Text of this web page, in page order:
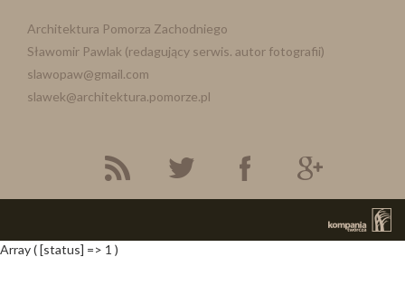
Architektura Pomorza Zachodniego
Sławomir Pawlak (redagujący serwis. autor fotografii)
slawopaw@gmail.com
slawek@architektura.pomorze.pl
Array ( [status] => 1 )